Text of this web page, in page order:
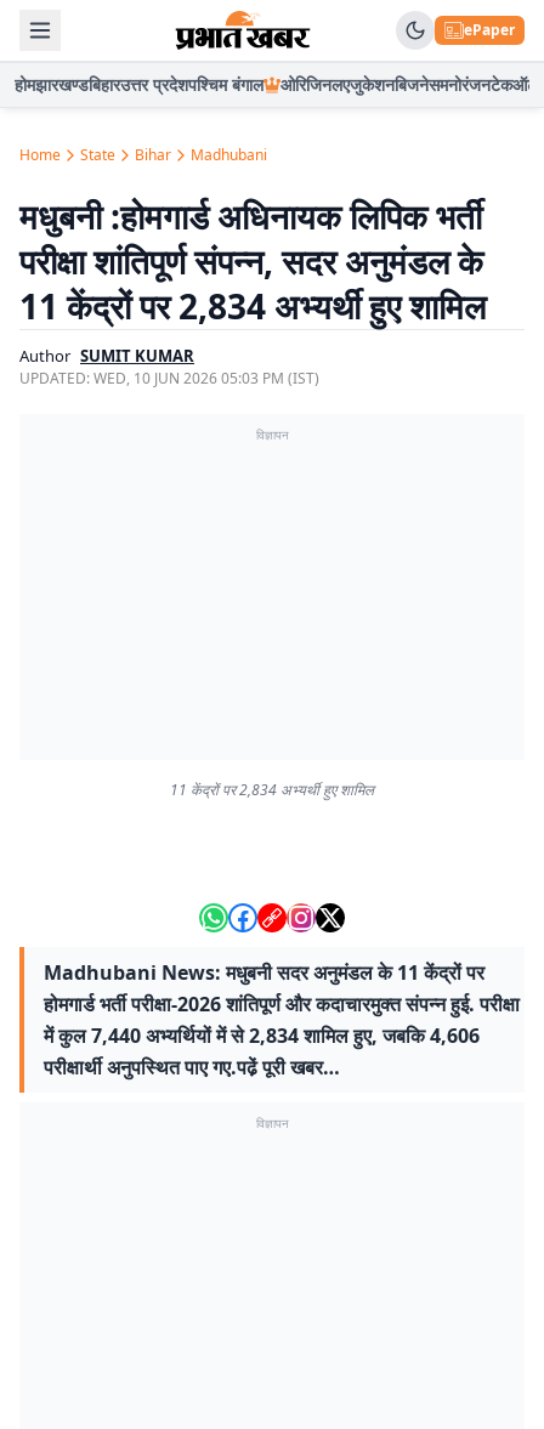
ePaper
होमझारखण्डबिहारउत्तर प्रदेशपश्चिम बंगाल ओरिजिनलएजुकेशनबिजनेसमनोरंजनटेकऑटो
Home State Bihar Madhubani
मधुबनी :होमगार्ड अधिनायक लिपिक भर्ती
परीक्षा शांतिपूर्ण संपन्न, सदर अनुमंडल के
11 केंद्रों पर 2,834 अभ्यर्थी हुए शामिल
Author SUMIT KUMAR
UPDATED:WED, 10 JUN 2026 05:03 PM (IST)
विज्ञापन
11 केंद्रों पर 2,834 अभ्यर्थी हुए शामिल
Madhubani News: मधुबनी सदर अनुमंडल के 11 केंद्रों पर
होमगार्ड भर्ती परीक्षा-2026 शांतिपूर्ण और कदाचारमुक्त संपन्न हुई. परीक्षा
में कुल 7,440 अभ्यर्थियों में से 2,834 शामिल हुए, जबकि 4,606
परीक्षार्थी अनुपस्थित पाए गए.पढे़ं पूरी खबर…
विज्ञापन